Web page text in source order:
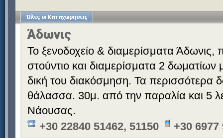
Άδωνις
Το ξενοδοχείο & διαμερίσματα
στούντιο και διαμερίσματα 2 δωματίων
δική του διακόσμηση. Τα περισσότερα
θάλασσα. 30μ. από την παραλία και 5
Νάουσας.
+30 22840 51462, 51150
+30 6977